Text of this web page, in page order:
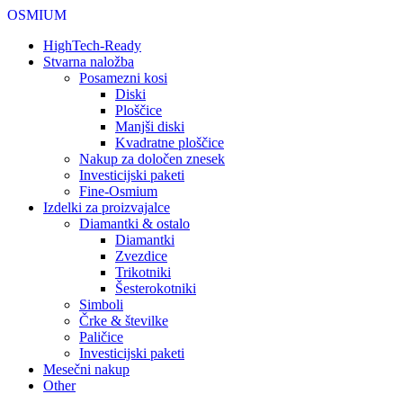
OSMIUM
HighTech-Ready
Stvarna naložba
Posamezni kosi
Diski
Ploščice
Manjši diski
Kvadratne ploščice
Nakup za določen znesek
Investicijski paketi
Fine-Osmium
Izdelki za proizvajalce
Diamantki & ostalo
Diamantki
Zvezdice
Trikotniki
Šesterokotniki
Simboli
Črke & številke
Paličice
Investicijski paketi
Mesečni nakup
Other